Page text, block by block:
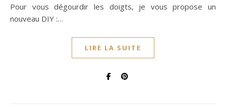
Pour vous dégourdir les doigts, je vous propose un
nouveau DIY :…
LIRE LA SUITE